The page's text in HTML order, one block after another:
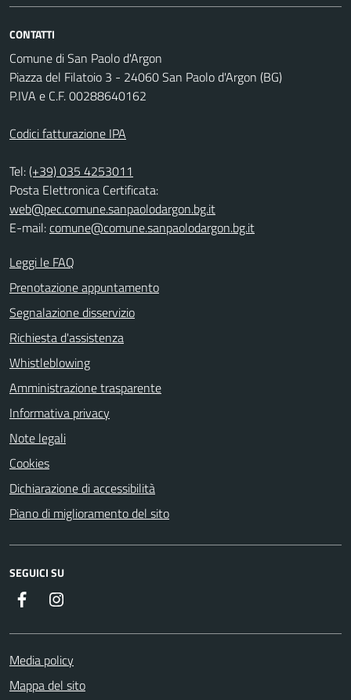
CONTATTI
Comune di San Paolo d'Argon
Piazza del Filatoio 3 - 24060 San Paolo d'Argon (BG)
P.IVA e C.F. 00288640162
Codici fatturazione IPA
Tel:(+39) 035 4253011
Posta Elettronica Certificata:
web@pec.comune.sanpaolodargon.bg.it
E-mail:comune@comune.sanpaolodargon.bg.it
Leggi le FAQ
Prenotazione appuntamento
Segnalazione disservizio
Richiesta d'assistenza
Whistleblowing
Amministrazione trasparente
Informativa privacy
Note legali
Cookies
Dichiarazione di accessibilità
Piano di miglioramento del sito
SEGUICI SU
Facebook
Media policy
Mappa del sito